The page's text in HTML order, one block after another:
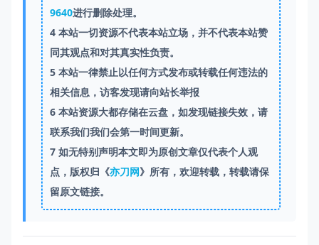
9640进行删除处理。
4本站一切资源不代表本站立场，并不代表本站赞
同其观点和对其真实性负责。
5本站一律禁止以任何方式发布或转载任何违法的
相关信息，访客发现请向站长举报
6本站资源大都存储在云盘，如发现链接失效，请
联系我们我们会第一时间更新。
7如无特别声明本文即为原创文章仅代表个人观
点，版权归《亦刀网》所有，欢迎转载，转载请保
留原文链接。